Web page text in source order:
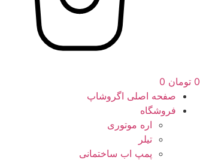
0 تومان 0
صفحه اصلی اگروشاپ
فروشگاه
اره موتوری
تیلر
پمپ اب ساختمانی